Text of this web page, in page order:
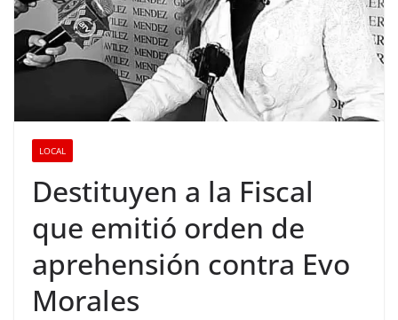
LOCAL
Destituyen a la Fiscal
que emitió orden de
aprehensión contra Evo
Morales